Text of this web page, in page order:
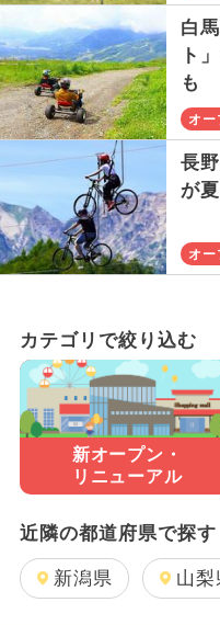
白
ト
も
オー
長
が
オー
カテゴリで絞り込む
新オープン・
リニューアル
近隣の都道府県で探す
新潟県 山梨